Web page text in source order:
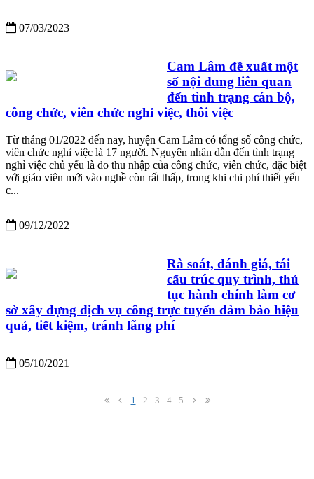
07/03/2023
Cam Lâm đề xuất một
số nội dung liên quan
đến tình trạng cán bộ,
công chức, viên chức nghỉ việc, thôi việc
Từ tháng 01/2022 đến nay, huyện Cam Lâm có tổng số công chức,
viên chức nghỉ việc là 17 người. Nguyên nhân dẫn đến tình trạng
nghỉ việc chủ yếu là do thu nhập của công chức, viên chức, đặc biệt
với giáo viên mới vào nghề còn rất thấp, trong khi chi phí thiết yếu
c...
09/12/2022
Rà soát, đánh giá, tái
cấu trúc quy trình, thủ
tục hành chính làm cơ
sở xây dựng dịch vụ công trực tuyến đảm bảo hiệu
quả, tiết kiệm, tránh lãng phí
05/10/2021
1 2 3 4 5